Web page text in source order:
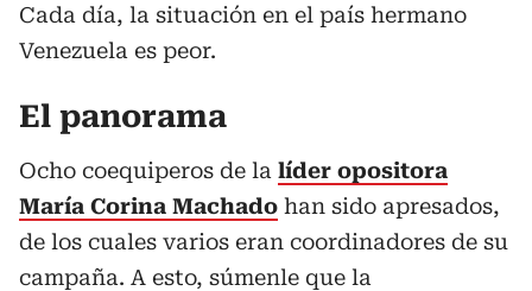
Cada día, la situación en el país hermano
Venezuela es peor.
El panorama
Ocho coequiperos de la líder opositora
María Corina Machado han sido apresados,
de los cuales varios eran coordinadores de su
campaña. A esto, súmenle que la